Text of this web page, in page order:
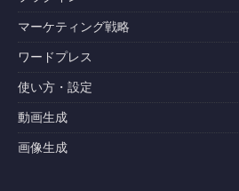
マーケティング戦略
ワードプレス
使い方・設定
動画生成
画像生成